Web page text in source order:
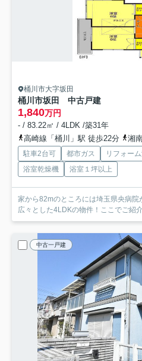
桶川市大字坂田
桶川市坂田 中古戸建
1,840万円
- / 83.22㎡ / 4LDK /築31年
高崎線「桶川」駅 徒歩22分
湘南
駐車2台可 都市ガス リフォー
浴室乾燥機
浴室１坪以上
家から82mのところには埼玉県央病院
広々とした4LDKの物件！ここでご紹
中古一戸建